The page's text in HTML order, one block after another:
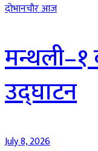
दाेभानचाैर आज
मन्थली–१
उद्घाटन
July 8, 2026